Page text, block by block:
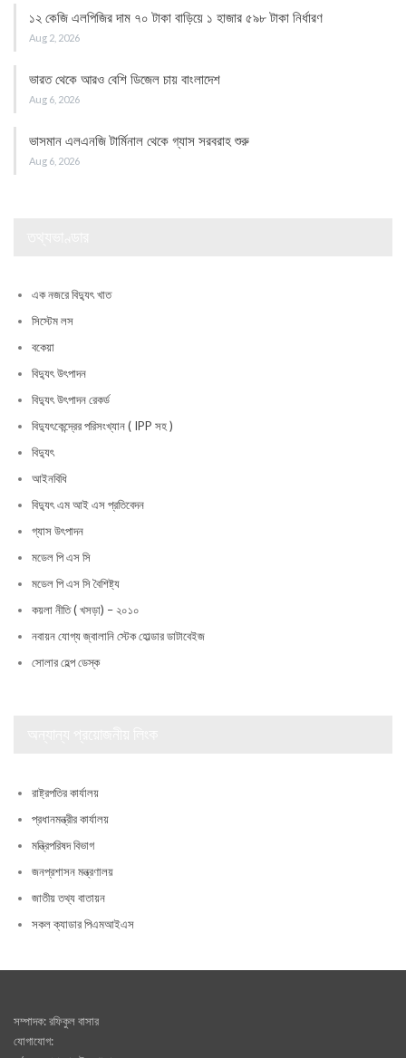
১২ কেজি এলপিজির দাম ৭০ টাকা বাড়িয়ে ১ হাজার ৫৯৮ টাকা নির্ধারণ
Aug 2, 2026
ভারত থেকে আরও বেশি ডিজেল চায় বাংলাদেশ
Aug 6, 2026
ভাসমান এলএনজি টার্মিনাল থেকে গ্যাস সরবরাহ শুরু
Aug 6, 2026
এক নজরে বিদ্যুৎ খাত
সিস্টেম লস
বকেয়া
বিদ্যুৎ উৎপাদন
বিদ্যুৎ উৎপাদন রেকর্ড
বিদ্যুৎকেন্দ্রের পরিসংখ্যান ( IPP সহ )
বিদ্যুৎ
আইনবিধি
বিদ্যুৎ এম আই এস প্রতিবেদন
গ্যাস উৎপাদন
মডেল পি এস সি
মডেল পি এস সি বৈশিষ্ট্য
কয়লা নীতি ( খসড়া) – ২০১০
নবায়ন যোগ্য জ্বালানি স্টেক হোল্ডার ডাটাবেইজ
সোলার হেল্প ডেস্ক
রাষ্ট্রপতির কার্যালয়
প্রধানমন্ত্রীর কার্যালয়
মন্ত্রিপরিষদ বিভাগ
জনপ্রশাসন মন্ত্রণালয়
জাতীয় তথ্য বাতায়ন
সকল ক্যাডার পিএমআইএস
সম্পাদক: রফিকুল বাসার
যোগাযোগ: